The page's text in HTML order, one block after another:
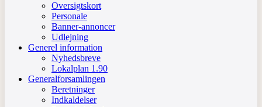
Oversigtskort
Personale
Banner-annoncer
Udlejning
Generel information
Nyhedsbreve
Lokalplan 1.90
Generalforsamlingen
Beretninger
Indkaldelser